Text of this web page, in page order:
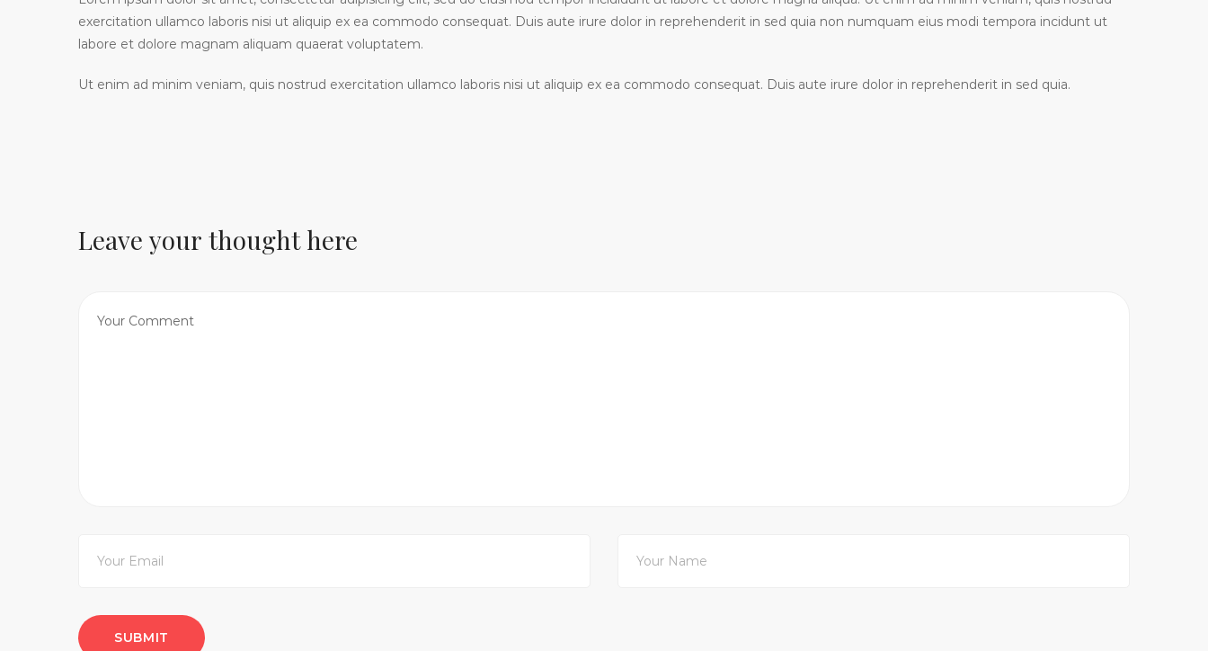
exercitation ullamco laboris nisi ut aliquip ex ea commodo consequat. Duis aute irure dolor in reprehenderit in sed quia non numquam eius modi tempora incidunt ut
labore et dolore magnam aliquam quaerat voluptatem.
Ut enim ad minim veniam, quis nostrud exercitation ullamco laboris nisi ut aliquip ex ea commodo consequat. Duis aute irure dolor in reprehenderit in sed quia.
Leave your thought here